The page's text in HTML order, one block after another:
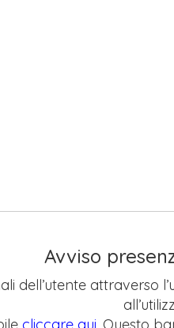
Avviso
dell’utente attraverso
cliccare qui . Questo